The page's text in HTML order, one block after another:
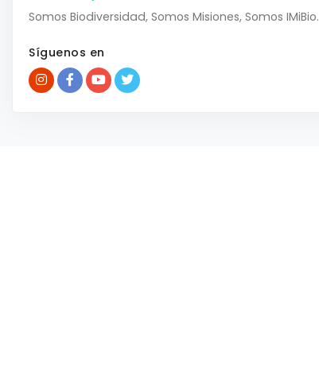
Somos Biodiversidad, Somos Misiones, Somos IMiBio.
Síguenos en